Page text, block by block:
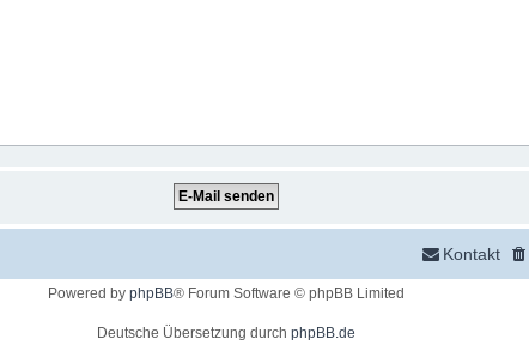
Kontakt
Powered by phpBB® Forum Software © phpBB Limited
Deutsche Übersetzung durch phpBB.de